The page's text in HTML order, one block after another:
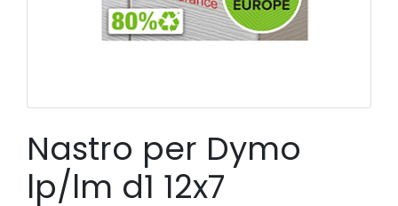
Nastro per Dymo
lp/lm d1 12x7